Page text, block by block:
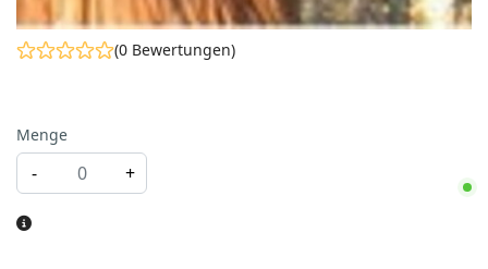
(0 Bewertungen)
Menge
- +